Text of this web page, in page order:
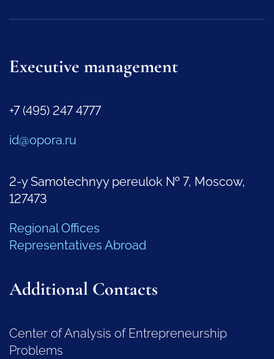
Executive management
+7 (495) 247 4777
id@opora.ru
2-y Samotechnyy pereulok № 7, Moscow,
127473
Regional Offices
Representatives Abroad
Additional Contacts
Center of Analysis of Entrepreneurship
Problems